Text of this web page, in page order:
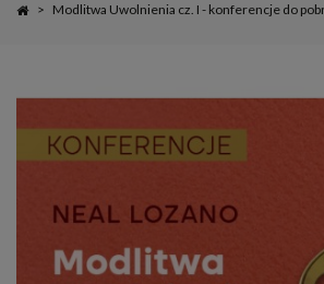
> Modlitwa Uwolnienia cz. I - konferencje do